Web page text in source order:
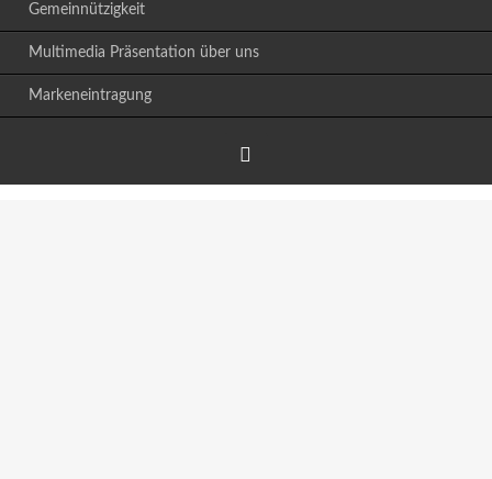
Gemeinnützigkeit
Multimedia Präsentation über uns
Markeneintragung